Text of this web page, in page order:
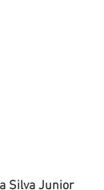
Silva Junior